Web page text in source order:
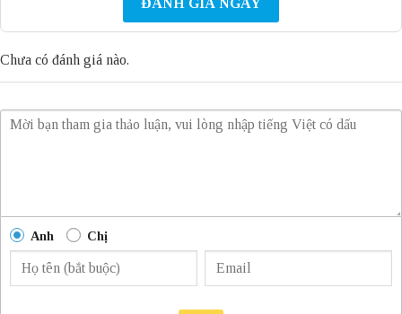
Chưa có đánh giá nào.
Anh Chị